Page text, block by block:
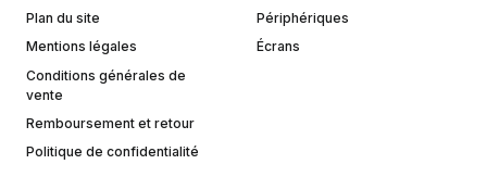
Plan du site
Mentions légales
Conditions générales de
vente
Remboursement et retour
Politique de confidentialité
Périphériques
Écrans